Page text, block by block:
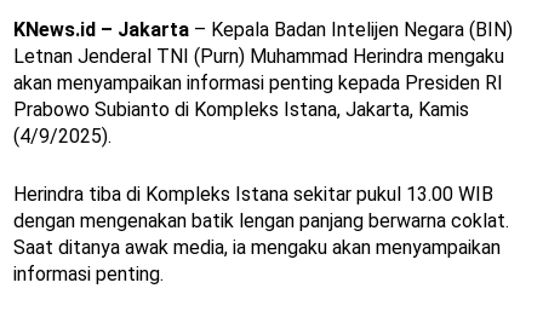
KNews.id – Jakarta – Kepala Badan Intelijen Negara (BIN)
Letnan Jenderal TNI (Purn) Muhammad Herindra mengaku
akan menyampaikan informasi penting kepada Presiden RI
Prabowo Subianto di Kompleks Istana, Jakarta, Kamis
(4/9/2025).
Herindra tiba di Kompleks Istana sekitar pukul 13.00 WIB
dengan mengenakan batik lengan panjang berwarna coklat.
Saat ditanya awak media, ia mengaku akan menyampaikan
informasi penting.